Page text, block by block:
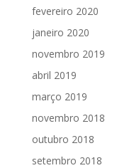
fevereiro 2020
janeiro 2020
novembro 2019
abril 2019
março 2019
novembro 2018
outubro 2018
setembro 2018